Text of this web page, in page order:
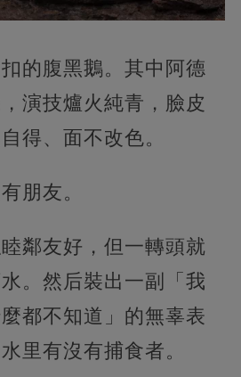
的腹黑鵝。其中阿德
演技爐火純青，臉皮
得、面不改色。
朋友。
鄰友好，但一轉頭就
。然后裝出一副「我
都不知道」的無辜表
里有沒有捕食者。